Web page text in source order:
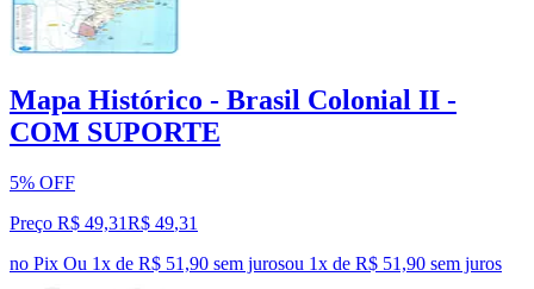
Mapa Histórico - Brasil Colonial II -
COM SUPORTE
5% OFF
Preço R$ 49,31R$ 49,31
no Pix Ou 1x de R$ 51,90 sem jurosou 1x de R$ 51,90 sem juros